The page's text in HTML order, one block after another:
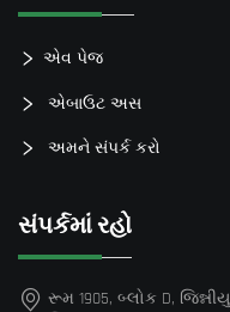
એવ પેજ
એબાઉટ અસ
અમને સંપર્ક કરો
સંપર્કમાં રહો
રૂમ 1905, બ્લોક D,